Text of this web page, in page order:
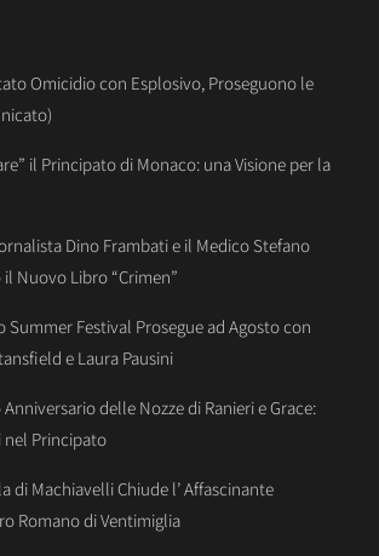
Omicidio con Esplosivo, Proseguono le
il Principato di Monaco: una Visione per la
Dino Frambati e il Medico Stefano
Nuovo Libro “Crimen”
Summer Festival Prosegue ad Agosto con
e Laura Pausini
delle Nozze di Ranieri e Grace:
nel Principato
di Machiavelli Chiude l’ Affascinante
Romano di Ventimiglia